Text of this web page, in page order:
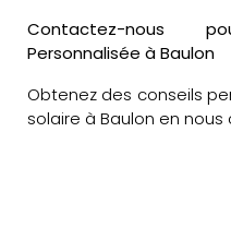
Contactez-nous
Personnalisée à Baulon
Obtenez des conseils
solaire à Baulon en